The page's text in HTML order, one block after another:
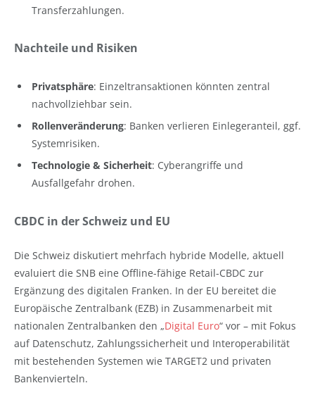
Transferzahlungen.
Nachteile und Risiken
Privatsphäre: Einzeltransaktionen könnten zentral
nachvollziehbar sein.
Rollenveränderung: Banken verlieren Einlegeranteil, ggf.
Systemrisiken.
Technologie & Sicherheit: Cyberangriffe und
Ausfallgefahr drohen.
CBDC in der Schweiz und EU
Die Schweiz diskutiert mehrfach hybride Modelle, aktuell
evaluiert die SNB eine Offline-fähige Retail-CBDC zur
Ergänzung des digitalen Franken. In der EU bereitet die
Europäische Zentralbank (EZB) in Zusammenarbeit mit
nationalen Zentralbanken den „Digital Euro“ vor – mit Fokus
auf Datenschutz, Zahlungssicherheit und Interoperabilität
mit bestehenden Systemen wie TARGET2 und privaten
Bankenvierteln.